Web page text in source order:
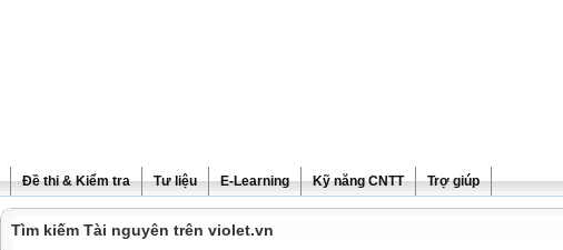
Đề thi & Kiểm tra Tư liệu E-Learning Kỹ năng CNTT Trợ giúp
Tìm kiếm Tài nguyên trên violet.vn